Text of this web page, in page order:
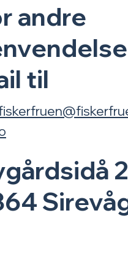
andre
til